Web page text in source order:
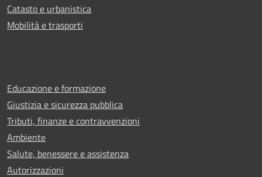
Catasto e urbanistica
Mobilità e trasporti
Educazione e formazione
Giustizia e sicurezza pubblica
Tributi, finanze e contravvenzioni
Ambiente
Salute, benessere e assistenza
Autorizzazioni